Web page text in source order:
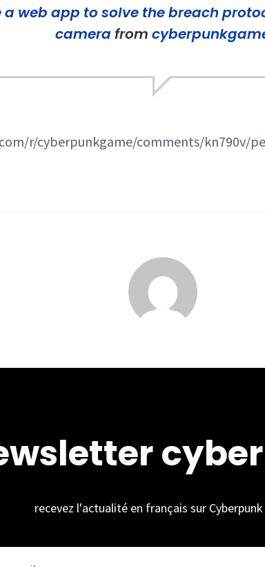
a web app to solve the breach
camera from
r/cyberpunkgame/comments/kn790v/
recevez l'actualité en français sur Cyberpunk